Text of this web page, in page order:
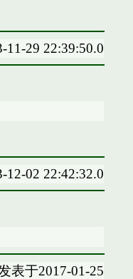
11-29 22:39:50.0
12-02 22:42:32.0
表于2017-01-25